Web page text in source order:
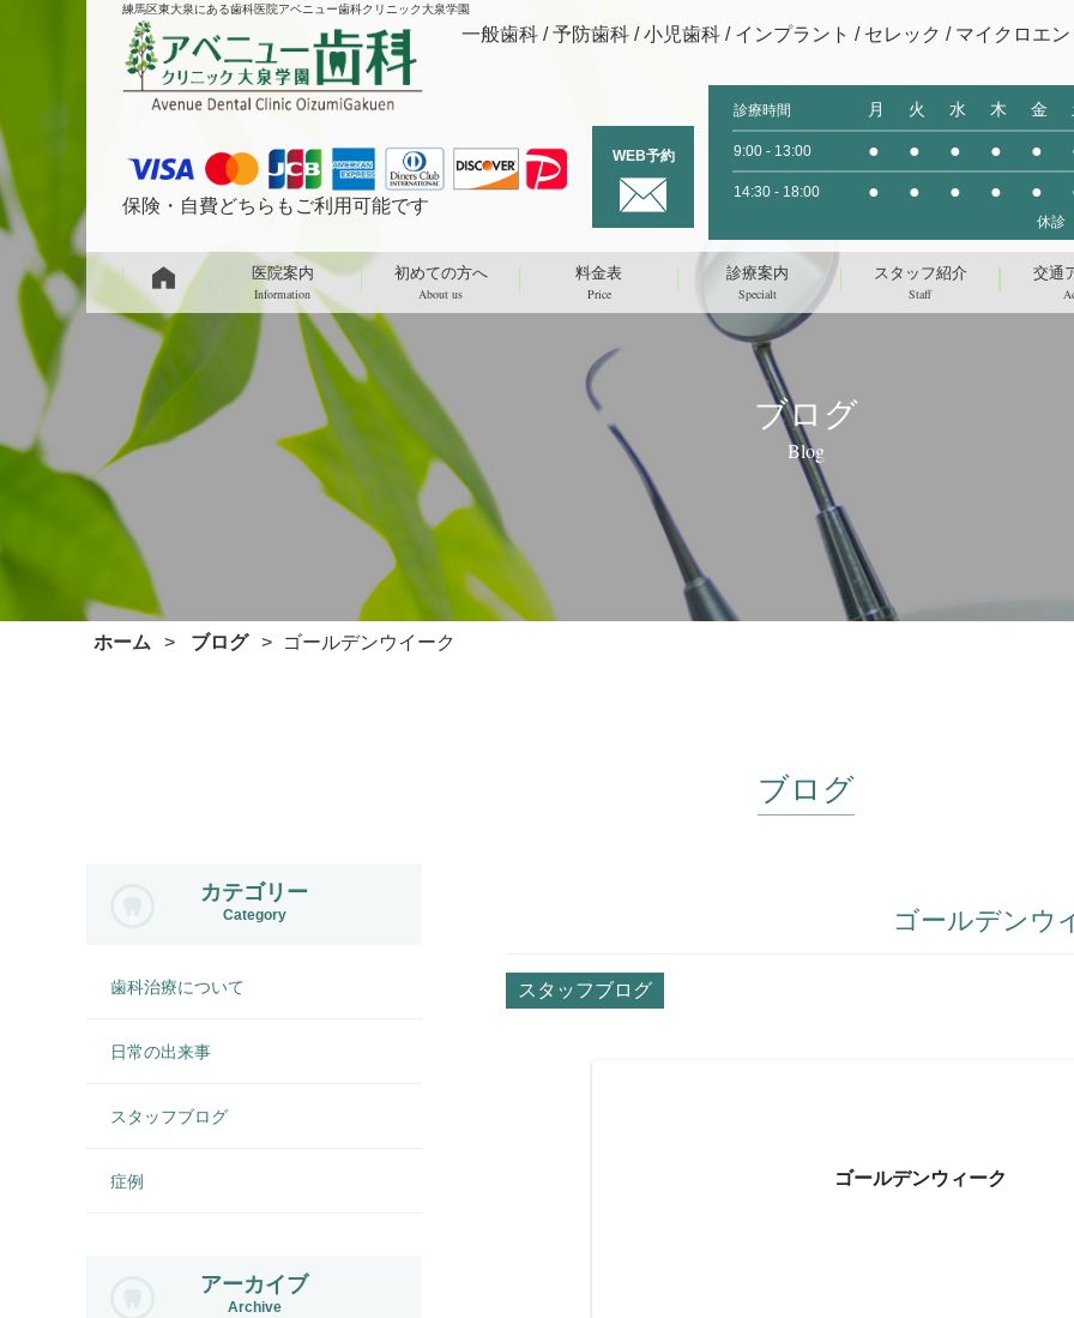
練馬区東大泉にある歯科医院アベニュー歯科クリニック大泉学園
一般歯科 / 予防歯科 / 小児歯科 / インプラント / セレック / マイクロエ
診療時間 月 火 水 木 金
9:00 - 13:00 ● ● ● ● ●
14:30 - 18:00 ● ● ● ● ●
休診
WEB予約
保険・自費どちらもご利用可能です
医院案内
Information
初めての方へ
About us
料金表
Price
診療案内
Specialt
スタッフ紹介
Staff
交通
ブログ
Blog
ホーム ブログ ゴールデンウイーク
ブログ
ゴールデンウ
スタッフブログ
ゴールデンウィーク
カテゴリー
Category
歯科治療について
日常の出来事
スタッフブログ
症例
アーカイブ
Archive